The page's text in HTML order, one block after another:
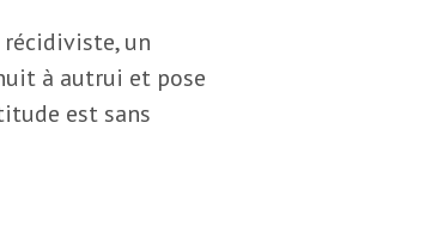
récidiviste, un
à autrui et pose
est sans